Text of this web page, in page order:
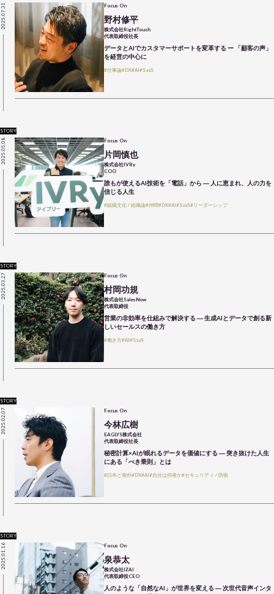
2025.07.31 Focus On
野村修平
株式会社RightTouch
代表取締役社長
データとAIでカスタマーサポートを変革する ー 「顧客の声」
を経営の中心に
#仕事論#DX#AI#SaaS
STORY
2025.05.08 Focus On
片岡慎也
株式会社IVRy
COO
誰もが使えるAI技術を「電話」から ― 人に恵まれ、人の力を
信じる人生
#組織文化 / 組織論#仲間#DX#AI#SaaS#リーダーシップ
STORY
2025.03.27 Focus On
村岡功規
株式会社SalesNow
代表取締役
営業の非効率を仕組みで解決する ― 生成AIとデータで創る新
しいセールスの働き方
#働き方#AI#SaaS
STORY
2025.02.07 Focus On
今林広樹
EAGLYS株式会社
代表取締役社長
秘密計算×AIが眠れるデータを価値にする ― 突き抜けた人生
にある「べき乗則」とは
#日本と海外#DX#AI#自分は何者か#セキュリティ / 防衛
STORY
2025.01.16 Focus On
泉恭太
株式会社IZAI
代表取締役CEO
人のような「自然なAI」が世界を変える ― 次世代音声インタ